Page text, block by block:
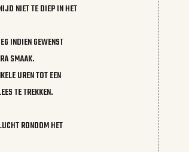
NIET TE DIEP IN HET
INDIEN GEWENST
SMAAK.
UREN TOT EEN
TE TREKKEN.
RONDOM HET